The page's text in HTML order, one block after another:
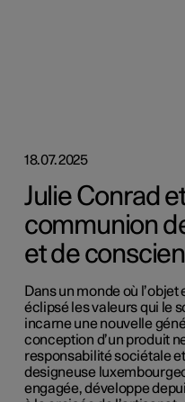
18.07.2025
Julie Conrad
communion
et de
Dans un monde où
éclipsé les valeurs qui le
incarne une nouvelle
conception d’un produit
responsabilité sociétale
designeuse
engagée, développe